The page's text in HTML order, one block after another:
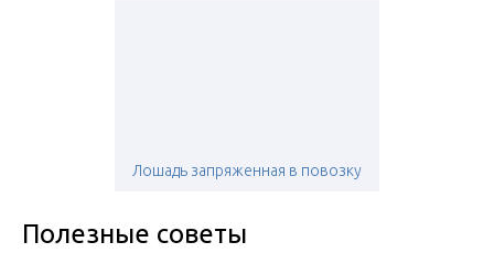
Лошадь запряженная в повозку
Полезные советы